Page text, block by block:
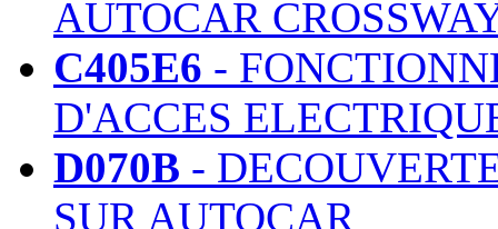
AUTOCAR
C405E6 -
D'ACCES
D070B -
SUR AUTOCAR